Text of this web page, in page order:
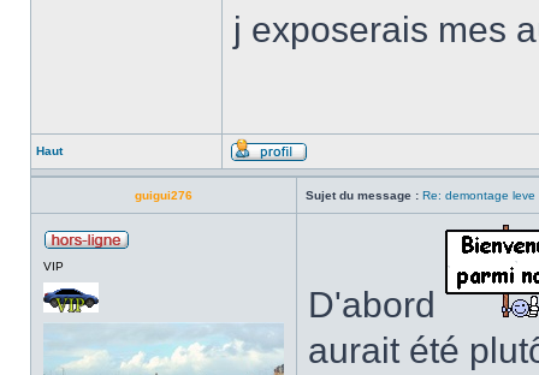
j exposerais mes
Haut
guigui276 Sujet du message : Re: demontage
VIP
D'abord
aurait été